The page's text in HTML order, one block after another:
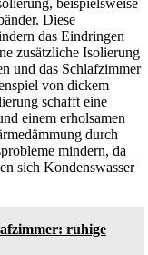
beispielsweise
Diese
das Eindringen
zusätzliche Isolierung
und das Schlafzimmer
von dickem
schafft eine
einem erholsamen
durch
mindern, da
sich Kondenswasser
ruhige